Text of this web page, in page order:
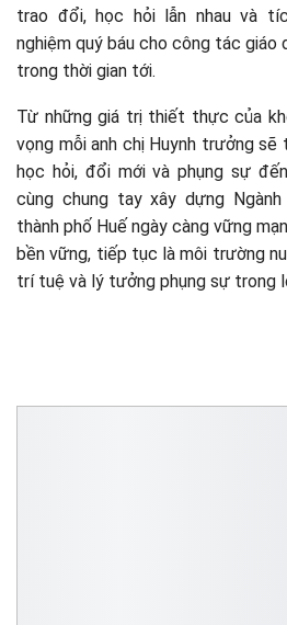
trao đổi, học hỏi lẫn nhau và
nghiệm quý báu cho công tác giáo
trong thời gian tới.
Từ những giá trị thiết thực của
vọng mỗi anh chị Huynh trưởng
học hỏi, đổi mới và phụng sự
cùng chung tay xây dựng
thành phố Huế ngày càng vững
bền vững, tiếp tục là môi trường
trí tuệ và lý tưởng phụng sự trong